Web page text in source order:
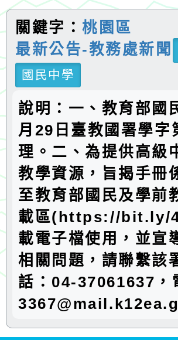
關鍵字：桃園區
最新公告-教務處新聞
國民中學
說明：一、教育部國
月29日臺教國署學
理。二、為提供高級
教學資源，旨揭手冊
至教育部國民及學
載區(https://bit.ly/
載電子檔使用，並宣
相關問題，請聯繫該
話：04-37061637，